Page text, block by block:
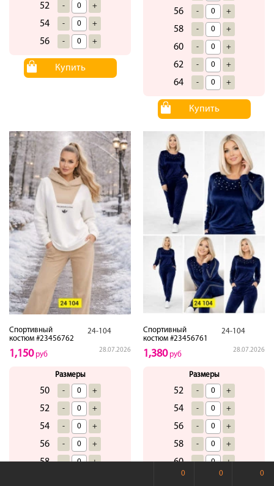
52 - +
54 - +
56 - +
Купить
56 - +
58 - +
60 - +
62 - +
64 - +
Купить
Спортивный
костюм #23456762
24-104
28.07.2026
1,150руб
Размеры
50 - +
52 - +
54 - +
56 - +
58 - +
Спортивный
костюм #23456761
24-104
28.07.2026
1,380руб
Размеры
52 - +
54 - +
56 - +
58 - +
60 - +
0 0 0